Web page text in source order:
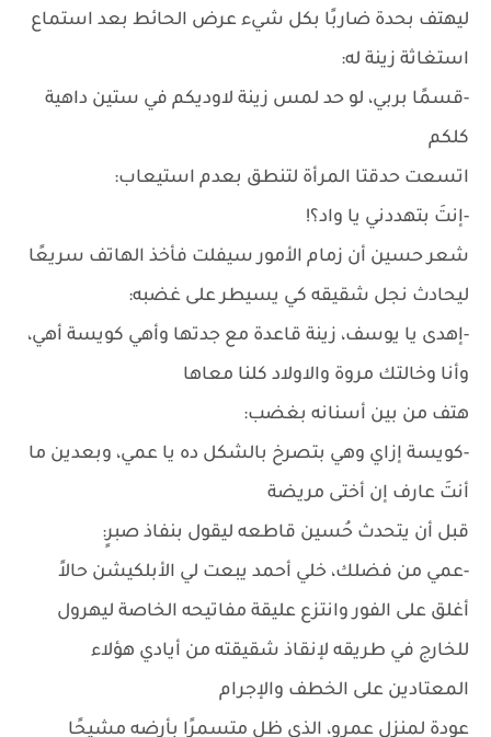
ليهتف بحدة ضاربًا بكل شيء عرض الحائط بعد استماع
استغاثة زينة له:
-قسمًا بربي، لو حد لمس زينة لاوديكم في ستين داهية
كلكم
اتسعت حدقتا المرأة لتنطق بعدم استيعاب:
-إنتَ بتهددني يا واد؟!
شعر حسين أن زمام الأمور سيفلت فأخذ الهاتف سريعًا
ليحادث نجل شقيقه كي يسيطر على غضبه:
-إهدى يا يوسف، زينة قاعدة مع جدتها وأهي كويسة أهي،
وأنا وخالتك مروة والاولاد كلنا معاها
هتف من بين أسنانه بغضب:
-كويسة إزاي وهي بتصرخ بالشكل ده يا عمي، وبعدين ما
أنتَ عارف إن أختى مريضة
قبل أن يتحدث حُسين قاطعه ليقول بنفاذ صبرٍ:
-عمي من فضلك، خلي أحمد يبعت لي الأبلكيشن حالاً
أغلق على الفور وانتزع عليقة مفاتيحه الخاصة ليهرول
للخارج في طريقه لإنقاذ شقيقته من أيادي هؤلاء
المعتادين على الخطف والإجرام
عودة لمنزل عمرو، الذي ظل متسمرًا بأرضه مشيحًا